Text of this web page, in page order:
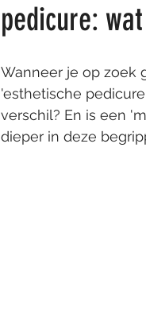
pedicure:
Wanneer je op zoek
'esthetische
verschil? En is een
dieper in deze